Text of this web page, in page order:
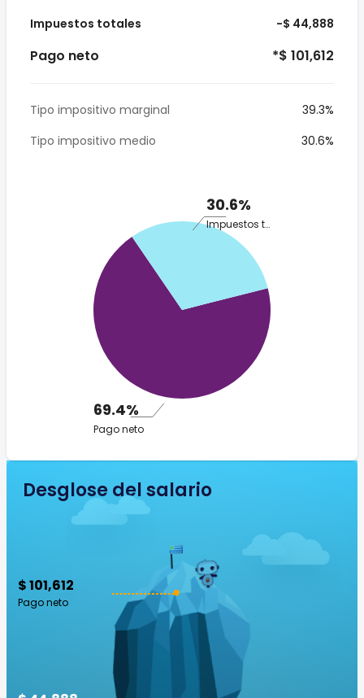
Impuestos totales -$ 44,888
Pago neto *$ 101,612
Tipo impositivo marginal
39.3%
Tipo impositivo medio
30.6%
30.6%
Impuestos totales
69.4%
Pago neto
Desglose del salario
$ 101,612
Pago neto